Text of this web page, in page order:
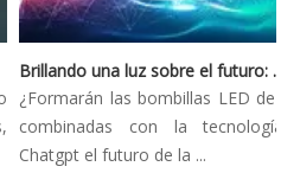
Brillando una luz sobre el futuro: tendencias innovadoras en la iluminación automotriz
¿Formarán las bombillas LED de los
combinadas con la tecnología
Chatgpt el futuro de la ...